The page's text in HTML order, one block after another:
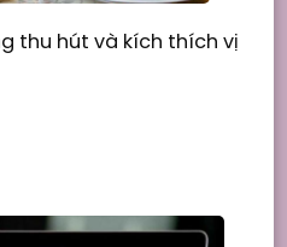
thu hút và kích thích vị